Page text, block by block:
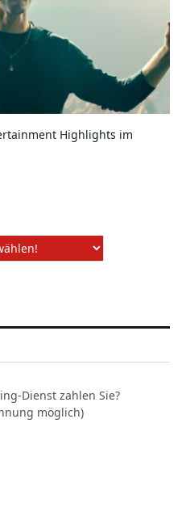
Highlights im
Dienst zahlen Sie?
möglich)